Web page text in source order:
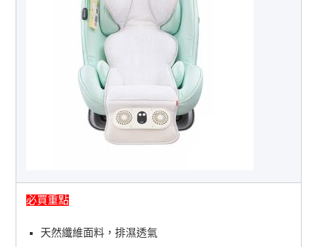
必買重點
天然纖維面料，排濕透氣